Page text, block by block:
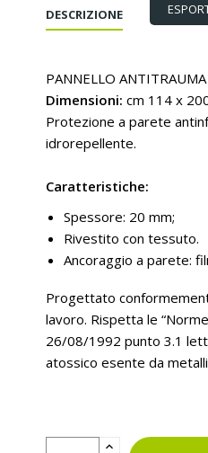
DESCRIZIONE
PANNELLO
Dimensioni: cm 114 x
Protezione a parete
idrorepellente.
Caratteristiche:
Spessore: 20 mm;
Rivestito con tessuto.
Ancoraggio a parete:
Progettato
lavoro. Rispetta le
26/08/1992 punto 3.1
atossico esente da